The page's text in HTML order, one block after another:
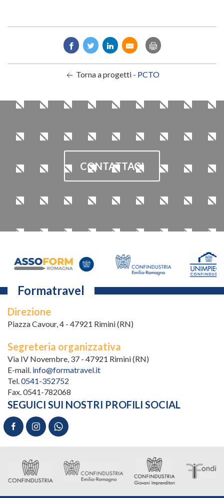
Torna a progetti - PCTO
CONTATTACI
Formatravel
Direzione
Piazza Cavour, 4 - 47921 Rimini (RN)
Segreteria organizzativa
Via IV Novembre, 37 - 47921 Rimini (RN)
E-mail. info@formatravel.it
Tel. 0541-352752
Fax. 0541-782068
SEGUICI SUI NOSTRI PROFILI SOCIAL